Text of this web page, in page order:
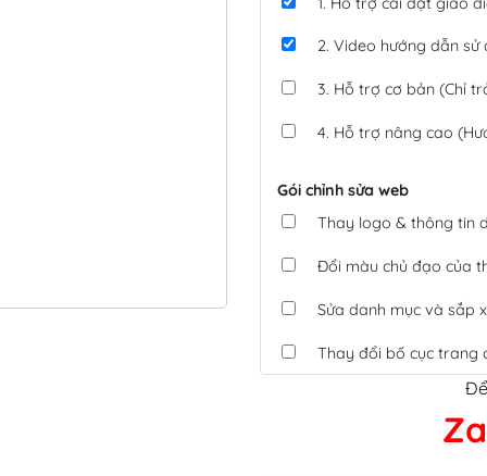
2. Video hướng dẫn
3. Hỗ trợ cơ bản (Chỉ
4. Hỗ trợ nâng cao
Gói chỉnh sửa web
Thay logo & thông tin
Đổi màu chủ đạo của
Sửa danh mục và sắp
Thay đổi bố cục trang
Tích hợp thanh toán
Xác minh Website,